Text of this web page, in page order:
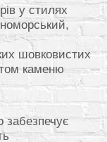
у стилях
шовковистих
каменю